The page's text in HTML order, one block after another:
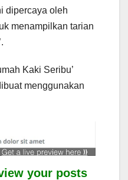
dipercaya oleh
menampilkan tarian
Kaki Seribu’
menggunakan
your posts